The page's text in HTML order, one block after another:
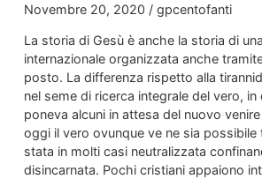
Novembre 20, 2020 / gpcentofanti
La storia di Gesù è anche la storia di
internazionale organizzata anche
posto. La differenza rispetto alla
nel seme di ricerca integrale del vero,
poneva alcuni in attesa del nuovo
oggi il vero ovunque ve ne sia possibile
stata in molti casi neutralizzata
disincarnata. Pochi cristiani appaiono